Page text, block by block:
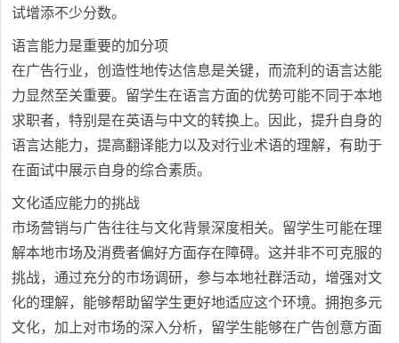
试增添不少分数。
语言能力是重要的加分项
在广告行业，创造性地传达信息是关键，而流利的语言达能
力显然至关重要。留学生在语言方面的优势可能不同于本地
求职者，特别是在英语与中文的转换上。因此，提升自身的
语言达能力，提高翻译能力以及对行业术语的理解，有助于
在面试中展示自身的综合素质。
文化适应能力的挑战
市场营销与广告往往与文化背景深度相关。留学生可能在理
解本地市场及消费者偏好方面存在障碍。这并非不可克服的
挑战，通过充分的市场调研，参与本地社群活动，增强对文
化的理解，能够帮助留学生更好地适应这个环境。拥抱多元
文化，加上对市场的深入分析，留学生能够在广告创意方面